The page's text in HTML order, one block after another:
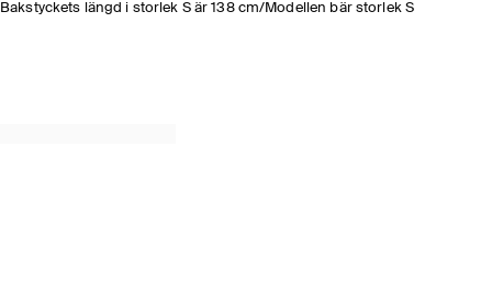
Bakstyckets längd i storlek S är 138 cm/Modellen bär storlek S